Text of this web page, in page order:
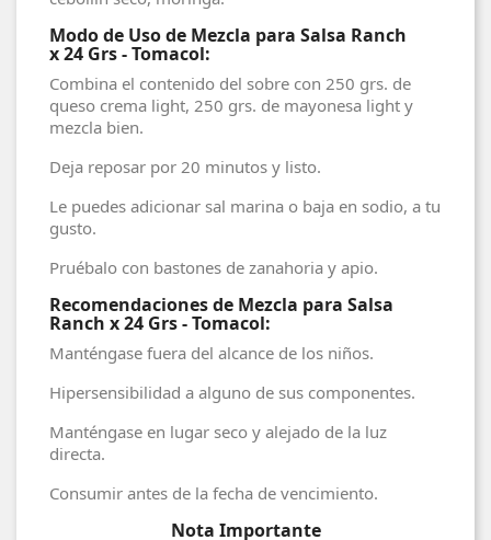
Modo de Uso de Mezcla para Salsa Ranch
x 24 Grs - Tomacol:
Combina el contenido del sobre con 250 grs. de
queso crema light, 250 grs. de mayonesa light y
mezcla bien.
Deja reposar por 20 minutos y listo.
Le puedes adicionar sal marina o baja en sodio, a tu
gusto.
Pruébalo con bastones de zanahoria y apio.
Recomendaciones de Mezcla para Salsa
Ranch x 24 Grs - Tomacol:
Manténgase fuera del alcance de los niños.
Hipersensibilidad a alguno de sus componentes.
Manténgase en lugar seco y alejado de la luz
directa.
Consumir antes de la fecha de vencimiento.
Nota Importante